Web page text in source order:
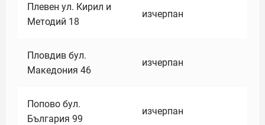
Плевен ул. Кирил и
Методий 18
изчерпан
Пловдив бул.
Македония 46
изчерпан
Попово бул.
България 99
изчерпан